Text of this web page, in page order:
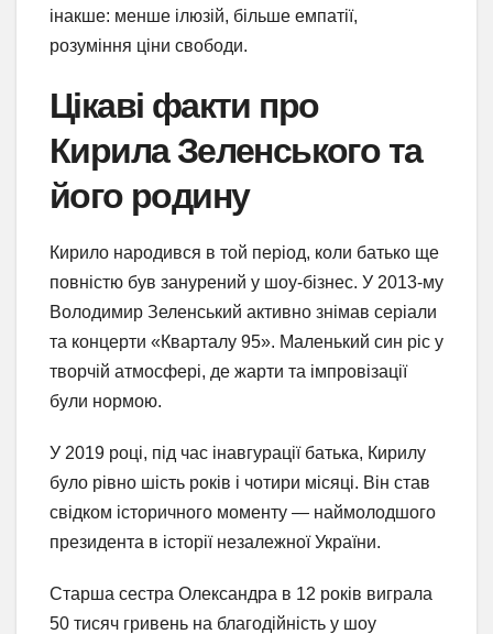
інакше: менше ілюзій, більше емпатії,
розуміння ціни свободи.
Цікаві факти про
Кирила Зеленського та
його родину
Кирило народився в той період, коли батько ще
повністю був занурений у шоу-бізнес. У 2013-му
Володимир Зеленський активно знімав серіали
та концерти «Кварталу 95». Маленький син ріс у
творчій атмосфері, де жарти та імпровізації
були нормою.
У 2019 році, під час інавгурації батька, Кирилу
було рівно шість років і чотири місяці. Він став
свідком історичного моменту — наймолодшого
президента в історії незалежної України.
Старша сестра Олександра в 12 років виграла
50 тисяч гривень на благодійність у шоу